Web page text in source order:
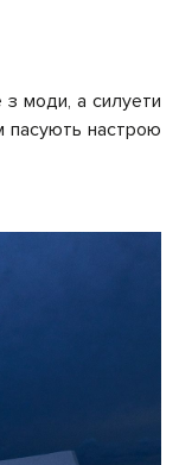
з моди, а силуети
пасують настрою